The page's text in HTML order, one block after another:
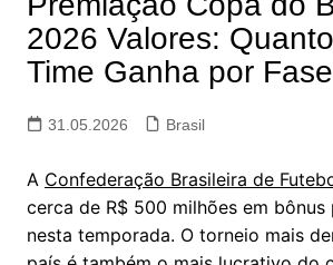
2026 Valores:
Time Ganha por
31.05.2026 Brasil
A Confederação Brasileira de
cerca de R$ 500 milhões em bônus
nesta temporada. O torneio mais